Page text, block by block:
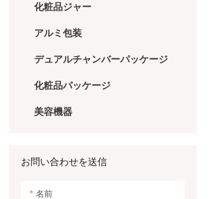
化粧品ジャー
アルミ包装
デュアルチャンバーパッケージ
化粧品パッケージ
美容機器
お問い合わせを送信
名前